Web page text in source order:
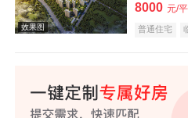
效果图
8000 元/
普通住宅